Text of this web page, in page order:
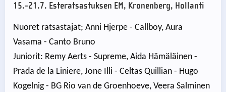
15.-21.7. Esteratsastuksen EM, Kronenberg, Hollanti
Nuoret ratsastajat; Anni Hjerpe - Callboy, Aura
Vasama - Canto Bruno
Juniorit: Remy Aerts - Supreme, Aida Hämäläinen -
Prada de la Liniere, Jone Illi - Celtas Quillian - Hugo
Kogelnig - BG Rio van de Groenhoeve, Veera Salminen